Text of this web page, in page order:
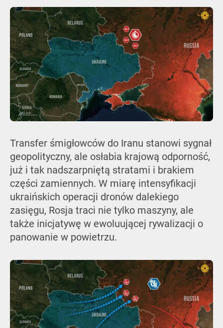
Transfer śmigłowców do Iranu stanowi sygnał
geopolityczny, ale osłabia krajową odporność,
już i tak nadszarpniętą stratami i brakiem
części zamiennych. W miarę intensyfikacji
ukraińskich operacji dronów dalekiego
zasięgu, Rosja traci nie tylko maszyny, ale
także inicjatywę w ewoluującej rywalizacji o
panowanie w powietrzu.